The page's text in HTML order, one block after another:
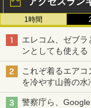
1時間
エレコム、ゼブ
ンとしても使え
も、持ち替えずに
これぞ着るエア
を冷やす山善の水
ち・ざ・ろーど
警察庁ら、